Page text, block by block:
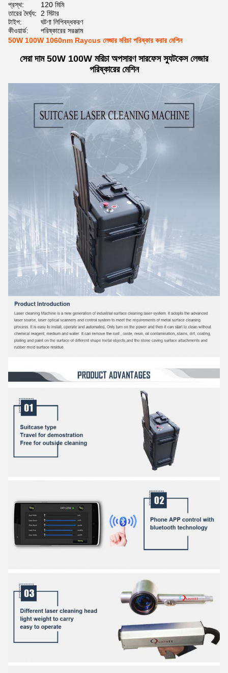
প্রস্থ:
120 মিমি
তারের দৈর্ঘ্য:
2 মিটার
টাইপ:
ঘটণা লিপিবদ্ধকরণ
কীওয়ার্ড:
পরিষ্কারের সরঞ্জাম
50W 100W 1060nm Raycus লেজার মরিচা পরিষ্কার করার মেশিন
সেরা দাম 50W 100W মরিচা অপসারণ সারফেস স্যুটকেস লেজার
পরিষ্কারের মেশিন